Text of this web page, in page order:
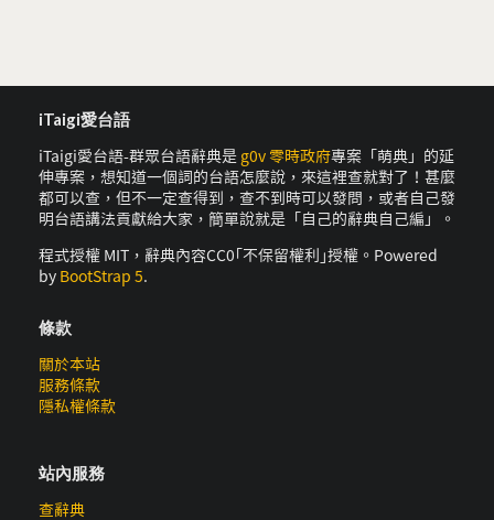
iTaigi愛台語
iTaigi愛台語-群眾台語辭典是 g0v 零時政府專案「萌典」的延
伸專案，想知道一個詞的台語怎麼說，來這裡查就對了！甚麼
都可以查，但不一定查得到，查不到時可以發問，或者自己發
明台語講法貢獻給大家，簡單說就是「自己的辭典自己編」。
程式授權 MIT，辭典內容CC0｢不保留權利｣授權。Powered
by BootStrap 5.
條款
關於本站
服務條款
隱私權條款
站內服務
查辭典